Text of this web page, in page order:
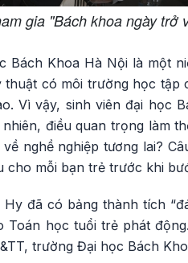
gia "Bách khoa ngày trở
Khoa Hà Nội là một
có môi trường học
Vì vậy, sinh viên đại học
điều quan trọng làm
nghề nghiệp tương lai?
cho mỗi bạn trẻ trước khi
đã có bảng thành tích
học tuổi trẻ phát
trường Đại học Bách